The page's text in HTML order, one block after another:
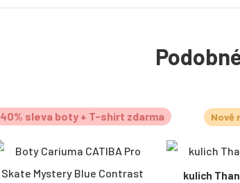
40% sleva boty + T-shirt zdarma Nově
kulich